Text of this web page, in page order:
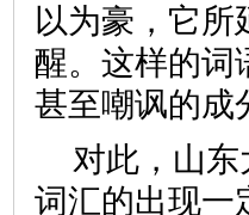
以为豪，它
醒。这样的词
甚至嘲讽的
对此，山
词汇的出现一